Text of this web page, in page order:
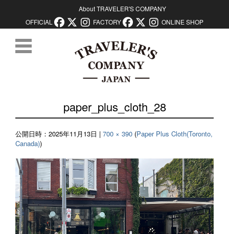
About TRAVELER'S COMPANY
OFFICIAL
FACTORY ONLINE SHOP
paper_plus_cloth_28
公開日時： 2025年11月13日 | 700 × 390 (Paper Plus Cloth(Toronto,
Canada))